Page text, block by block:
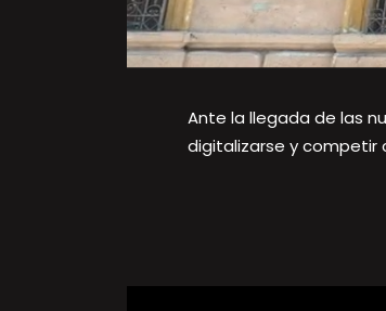
Ante la llegada de las
digitalizarse y competir